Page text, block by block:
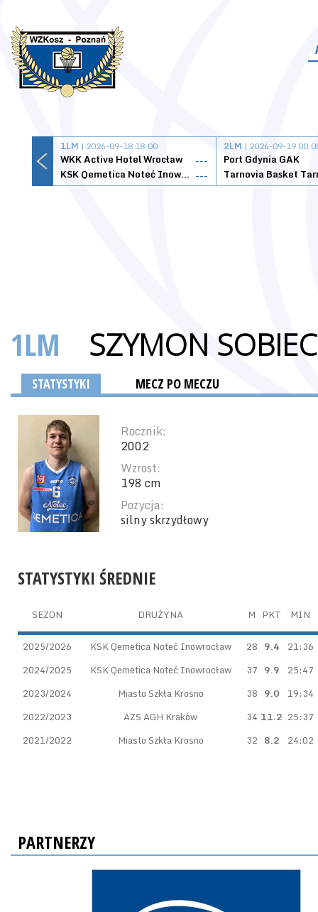
1LM | 2026-09-18 18:00
WKK Active Hotel Wrocław
---
KSK Qemetica Noteć Inowrocław ---
2LM | 2026-09-19
Port Gdynia GAK
1LM SZYMON
STATYSTYKI MECZ PO MECZU
Rocznik:
2002
Wzrost:
198 cm
Pozycja:
silny skrzydłowy
STATYSTYKI ŚREDNIE
SEZON DRUŻYNA M PKT MIN
2025/2026 KSK Qemetica Noteć Inowrocław 28 9.4 21:36
2024/2025
KSK Qemetica Noteć Inowrocław 37 9.9 25:47
2023/2024
Miasto Szkła Krosno 38 9.0 19:34
2022/2023
AZS AGH Kraków 34 11.2 25:37
2021/2022
Miasto Szkła Krosno 32 8.2 24:02
PARTNERZY